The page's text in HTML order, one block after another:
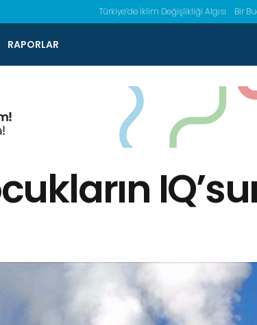
Türkiye’de İklim Değişlikliği Algısı Bir
RAPORLAR